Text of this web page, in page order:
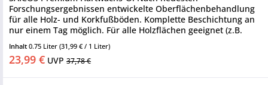
Forschungsergebnissen entwickelte Oberflächenbehandlung
für alle Holz- und Korkfußböden. Komplette Beschichtung an
nur einem Tag möglich. Für alle Holzflächen geeignet (z.B.
Möbel, Treppen,...
Inhalt 0.75 Liter (31,99 € / 1 Liter)
23,99 € UVP 37,78 €